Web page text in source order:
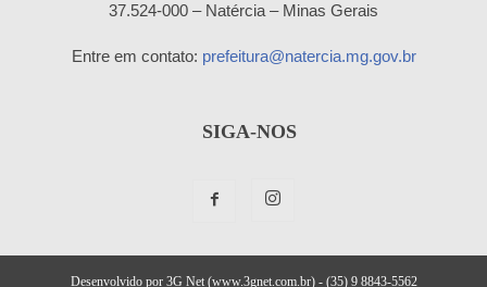
37.524-000 – Natércia – Minas Gerais
Entre em contato: prefeitura@natercia.mg.gov.br
SIGA-NOS
Desenvolvido por 3G Net (www.3gnet.com.br) - (35) 9 8843-5562